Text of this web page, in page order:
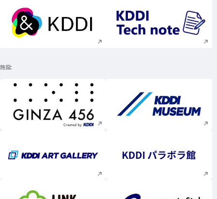
新規ウィンドウで開く 新規ウィンドウで
施設
新規ウィンドウで開く 新規ウィンドウで
新規ウィンドウで開く 新規ウィンドウで